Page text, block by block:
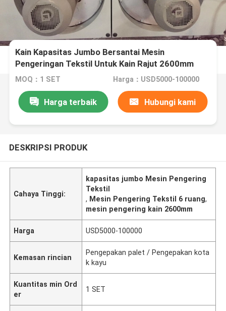
Kain Kapasitas Jumbo Bersantai Mesin
Pengeringan Tekstil Untuk Kain Rajut 2600mm
MOQ：1 SET Harga：USD5000-100000
Harga terbaik Hubungi kami
DESKRIPSI PRODUK
Cahaya Tinggi:
kapasitas jumbo Mesin Pengering
Tekstil
, Mesin Pengering Tekstil 6 ruang,
mesin pengering kain 2600mm
Harga USD5000-100000
Kemasan rincian
Pengepakan palet / Pengepakan kota
k kayu
Kuantitas min Ord
er
1 SET